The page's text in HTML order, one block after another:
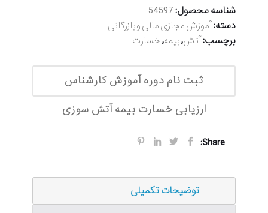
شناسه محصول:54597
دسته:آموزش مجازی مالی و بازرگانی
برچسب:آتش,بیمه,خسارت
ثبت نام دوره آموزش کارشناس
ارزیابی خسارت بیمه آتش سوزی
Share:
توضیحات تکمیلی